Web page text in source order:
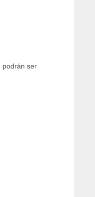
podrán ser